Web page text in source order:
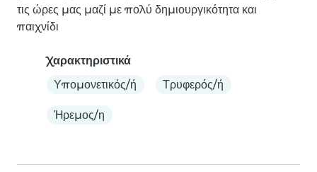
τις ώρες μας μαζί με πολύ δημιουργικότητα και
παιχνίδι
Χαρακτηριστικά
Υπομονετικός/ή
Τρυφερός/ή
Ήρεμος/η